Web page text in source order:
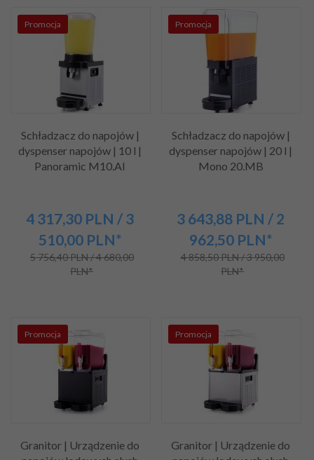
Promocja
Schładzacz do napojów |
dyspenser napojów | 10 l |
Panoramic M10.AI
4 317,30 PLN / 3
510,00 PLN*
5 756,40 PLN / 4 680,00
PLN*
Promocja
Schładzacz do napojów |
dyspenser napojów | 20 l |
Mono 20.MB
3 643,88 PLN / 2
962,50 PLN*
4 858,50 PLN / 3 950,00
PLN*
Promocja
Granitor | Urządzenie do
Promocja
Granitor | Urządzenie do